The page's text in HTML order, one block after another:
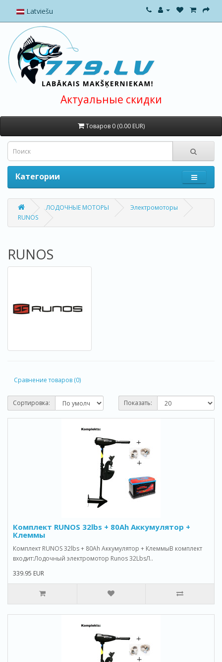
Latviešu
Актуальные скидки
Товаров 0 (0.00 EUR)
Категории
ЛОДОЧНЫЕ МОТОРЫ
Электромоторы
RUNOS
RUNOS
Сравнение товаров (0)
Сортировка: Показать:
Комплект RUNOS 32lbs + 80Ah Аккумулятор +
Клеммы
Комплект RUNOS 32lbs + 80Ah Аккумулятор + КлеммыВ комплект
входит:Лодочный электромотор Runos 32LbsЛ..
339.95 EUR